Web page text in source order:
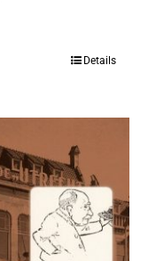
Details